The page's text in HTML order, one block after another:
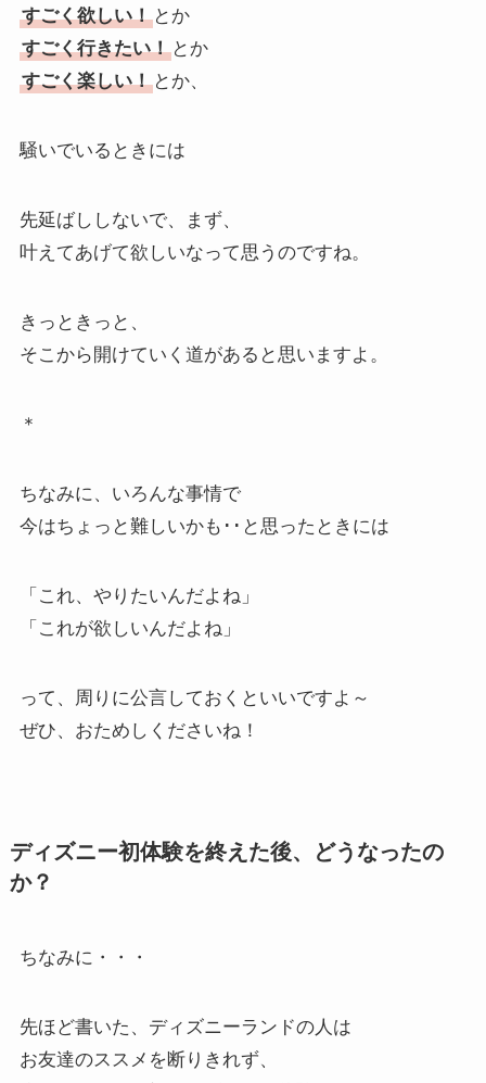
すごく欲しい！とか
すごく行きたい！とか
すごく楽しい！とか、
騒いでいるときには
先延ばししないで、まず、
叶えてあげて欲しいなって思うのですね。
きっときっと、
そこから開けていく道があると思いますよ。
＊
ちなみに、いろんな事情で
今はちょっと難しいかも･･と思ったときには
「これ、やりたいんだよね」
「これが欲しいんだよね」
って、周りに公言しておくといいですよ～
ぜひ、おためしくださいね！
ディズニー初体験を終えた後、どうなったの
か？
ちなみに・・・
先ほど書いた、ディズニーランドの人は
お友達のススメを断りきれず、